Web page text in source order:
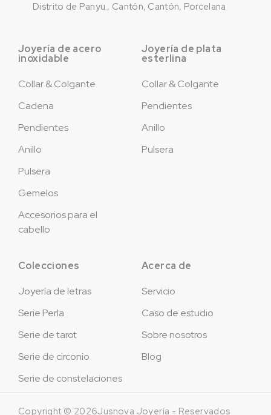
Distrito de Panyu., Cantón, Cantón, Porcelana
Joyería de acero
inoxidable
Collar & Colgante
Cadena
Pendientes
Anillo
Pulsera
Gemelos
Accesorios para el
cabello
Joyería de plata
esterlina
Collar & Colgante
Pendientes
Anillo
Pulsera
Colecciones
Joyería de letras
Serie Perla
Serie de tarot
Serie de circonio
Serie de constelaciones
Acerca de
Servicio
Caso de estudio
Sobre nosotros
Blog
Copyright © 2026Jusnova Joyería - Reservados